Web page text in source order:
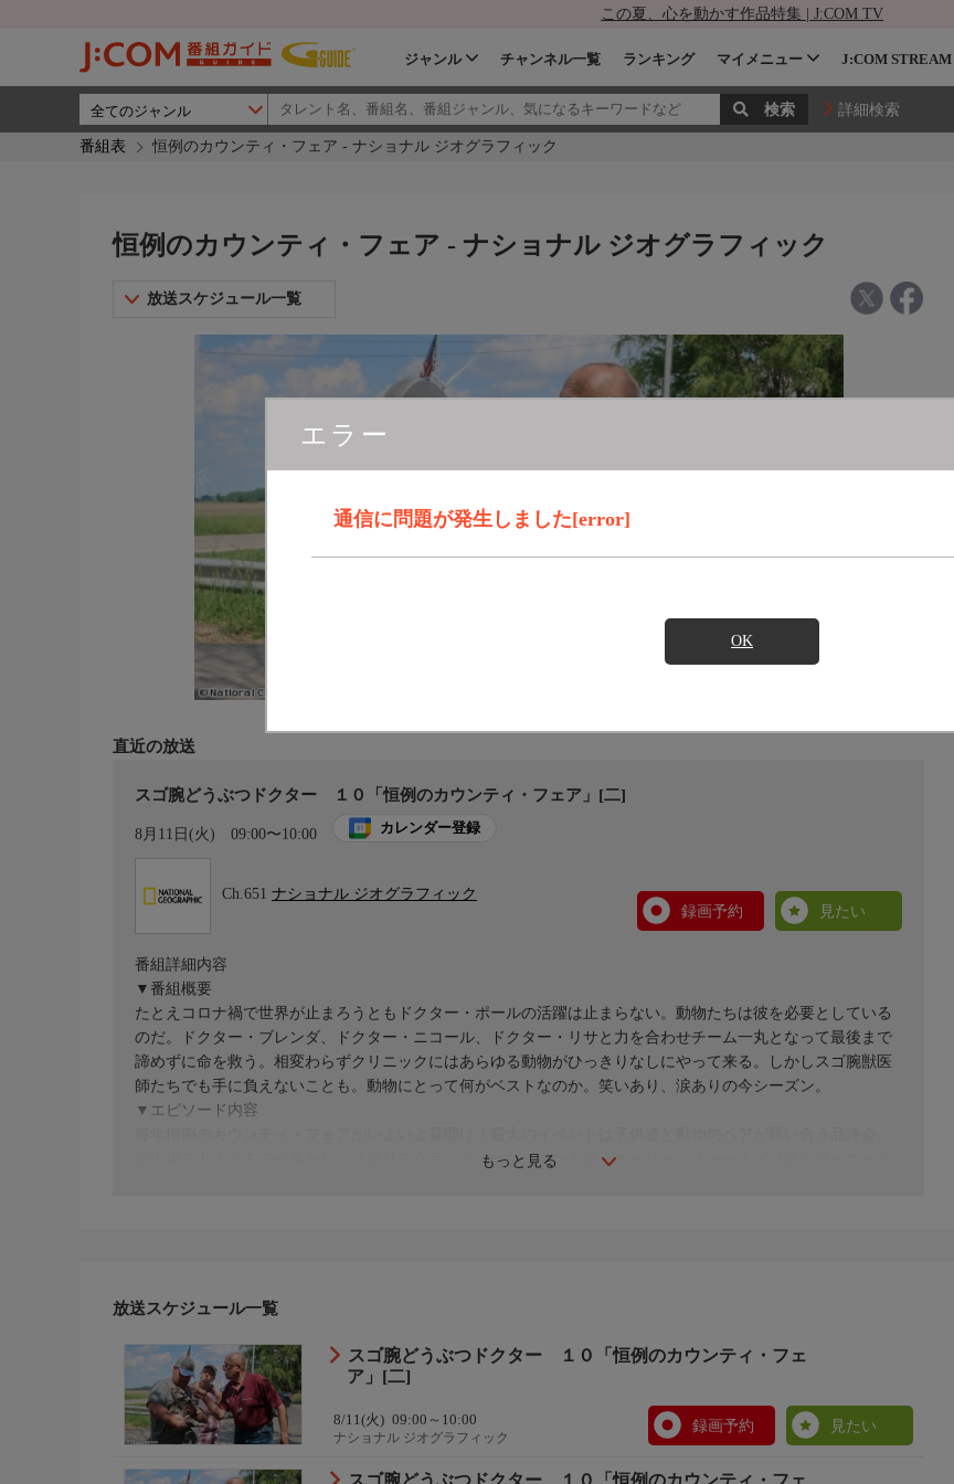
この夏、心を動かす作品特集 | J:COM TV
ジャンル チャンネル一覧 ランキング マイメニュー J:COM STREAM
詳細検索
番組表 恒例のカウンティ・フェア - ナショナル ジオグラフィック
エラー
通信に問題が発生しました[error]
OK
恒例のカウンティ・フェア - ナショナル ジオグラフィック
放送スケジュール一覧
直近の放送
スゴ腕どうぶつドクター １０「恒例のカウンティ・フェア」[二]
8月11日(火) 09:00〜10:00 カレンダー登録
Ch.651 ナショナル ジオグラフィック
録画予約
見たい
もっと見る
番組詳細内容
▼番組概要
たとえコロナ禍で世界が止まろうともドクター・ポールの活躍は止まらない。動物たちは彼を必要としている
のだ。ドクター・ブレンダ、ドクター・ニコール、ドクター・リサと力を合わせチーム一丸となって最後まで
諦めずに命を救う。相変わらずクリニックにはあらゆる動物がひっきりなしにやって来る。しかしスゴ腕獣医
師たちでも手に負えないことも。動物にとって何がベストなのか。笑いあり、涙ありの今シーズン。
▼エピソード内容
初出場でドキドキの少年たち、２度目のグランドチャンピオンを狙うカイリー。チャールズは娘のアビゲイル
放送スケジュール一覧
スゴ腕どうぶつドクター １０「恒例のカウンティ・フェ
ア」[二]
8/11(火) 09:00～10:00
ナショナル ジオグラフィック
録画予約 見たい
スゴ腕どうぶつドクター １０「恒例のカウンティ・フェ